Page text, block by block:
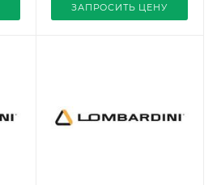
ЗАПРОСИТЬ ЦЕНУ